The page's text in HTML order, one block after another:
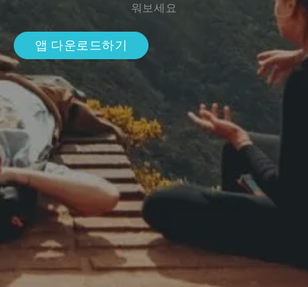
워보세요
앱 다운로드하기